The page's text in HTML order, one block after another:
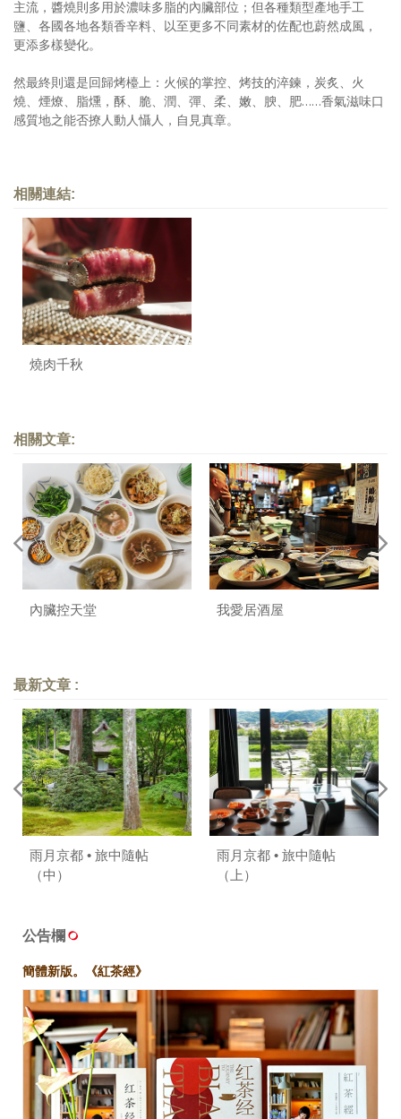
主流，醬燒則多用於濃味多脂的內臟部位；但各種類型產地手工
鹽、各國各地各類香辛料、以至更多不同素材的佐配也蔚然成風，
更添多樣變化。
然最終則還是回歸烤檯上：火候的掌控、烤技的淬鍊，炭炙、火
燒、煙燎、脂燻，酥、脆、潤、彈、柔、嫩、腴、肥……香氣滋味口
感質地之能否撩人動人懾人，自見真章。
相關連結:
燒肉千秋
相關文章:
內臟控天堂 我愛居酒屋
最新文章 :
雨月京都 • 旅中隨帖
（中）
雨月京都 • 旅中隨帖
（上）
公告欄
簡體新版。《紅茶經》